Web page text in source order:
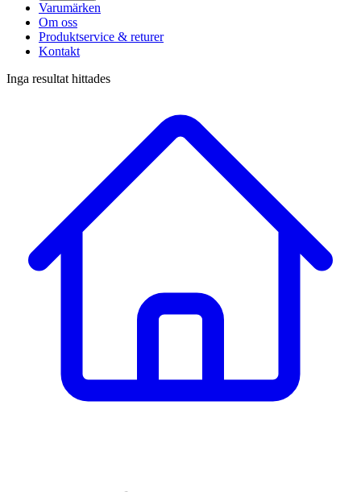
Varumärken
Om oss
Produktservice & returer
Kontakt
Inga resultat hittades